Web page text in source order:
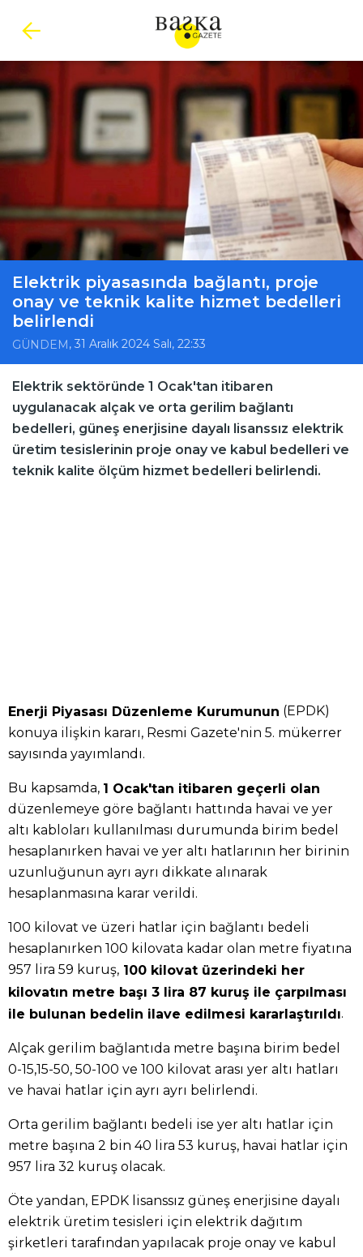
Elektrik piyasasında bağlantı, proje
onay ve teknik kalite hizmet bedelleri
belirlendi
GÜNDEM, 31 Aralık 2024 Salı, 22:33
Elektrik sektöründe 1 Ocak'tan itibaren
uygulanacak alçak ve orta gerilim bağlantı
bedelleri, güneş enerjisine dayalı lisanssız elektrik
üretim tesislerinin proje onay ve kabul bedelleri ve
teknik kalite ölçüm hizmet bedelleri belirlendi.
Enerji Piyasası Düzenleme Kurumunun (EPDK)
konuya ilişkin kararı, Resmi Gazete'nin 5. mükerrer
sayısında yayımlandı.
Bu kapsamda, 1 Ocak'tan itibaren geçerli olan
düzenlemeye göre bağlantı hattında havai ve yer
altı kabloları kullanılması durumunda birim bedel
hesaplanırken havai ve yer altı hatlarının her birinin
uzunluğunun ayrı ayrı dikkate alınarak
hesaplanmasına karar verildi.
100 kilovat ve üzeri hatlar için bağlantı bedeli
hesaplanırken 100 kilovata kadar olan metre fiyatına
957 lira 59 kuruş, 100 kilovat üzerindeki her
kilovatın metre başı 3 lira 87 kuruş ile çarpılması
ile bulunan bedelin ilave edilmesi kararlaştırıldı.
Alçak gerilim bağlantıda metre başına birim bedel
0-15,15-50, 50-100 ve 100 kilovat arası yer altı hatları
ve havai hatlar için ayrı ayrı belirlendi.
Orta gerilim bağlantı bedeli ise yer altı hatlar için
metre başına 2 bin 40 lira 53 kuruş, havai hatlar için
957 lira 32 kuruş olacak.
Öte yandan, EPDK lisanssız güneş enerjisine dayalı
elektrik üretim tesisleri için elektrik dağıtım
şirketleri tarafından yapılacak proje onay ve kabul